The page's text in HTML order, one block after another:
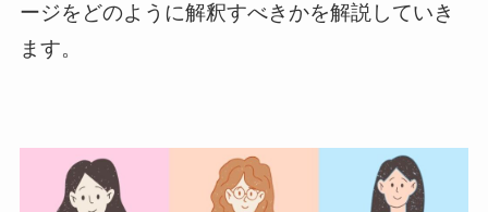
ージをどのように解釈すべきかを解説していき
ます。